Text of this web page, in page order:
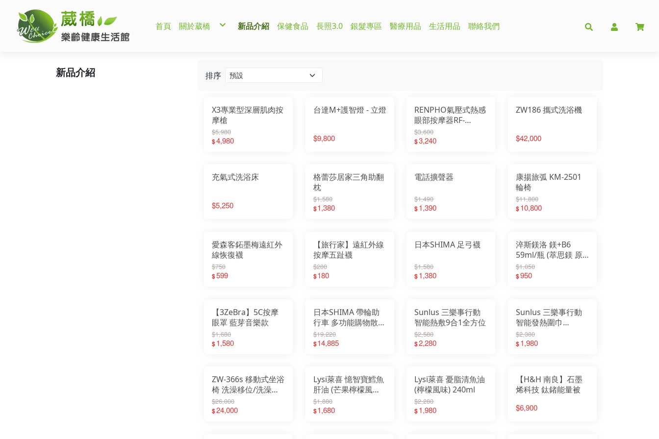
首頁 關於葳橋 新品介紹 保健食品 長照3.0 銀髮專區 醫療用品 生活用品 聯絡我們
排序
X3專業型深層肌肉按
摩槍
$5,980
$4,980
台達M+護智燈 - 立燈
$9,800
RENPHO氣壓式熱感
眼部按摩器RF-
EM001
$3,600
$3,240
ZW186 攜式洗浴機
$42,000
充氣式洗浴床
$5,250
格蕾莎居家三角助翻
枕
$1,580
$1,380
電話擴聲器
$1,490
$1,390
康揚旅弧 KM-2501
輪椅
$11,800
$10,800
愛森客鉐墨梅遠紅外
線恢復襪
$750
$599
【旅行家】遠紅外線
按摩五趾襪
$200
$180
日本SHIMA 足弓襪
$1,580
$1,380
淬斯鎂洛 鎂+B6
59ml/瓶 (萃思鎂 原
廠專利成份)
$1,050
$950
【3ZeBra】5C按摩
眼罩 藍芽音樂款
$1,680
$1,580
日本SHIMA 帶輪助
行車 多功能購物散步
車(雙座位)
$19,220
$14,885
Sunlus 三樂事行動
智能熱敷9合1全方位
$2,580
$2,280
Sunlus 三樂事行動
智能發熱圍巾
SP2408~USB充電行
動熱敷，騎車族必備
$2,380
$1,980
ZW-366s 移動式坐浴
椅 洗澡移位/洗澡椅/
沐浴椅/便盆
$26,000
$24,000
Lysi萊喜 憶智寶鱈魚
肝油 (芒果檸檬風味)
240ml
$1,880
$1,680
Lysi萊喜 憂脂清魚油
(檸檬風味) 240ml
$2,280
$1,980
【H&H 南良】石墨
烯科技 鈦鍺能量被
$6,900
新品介紹